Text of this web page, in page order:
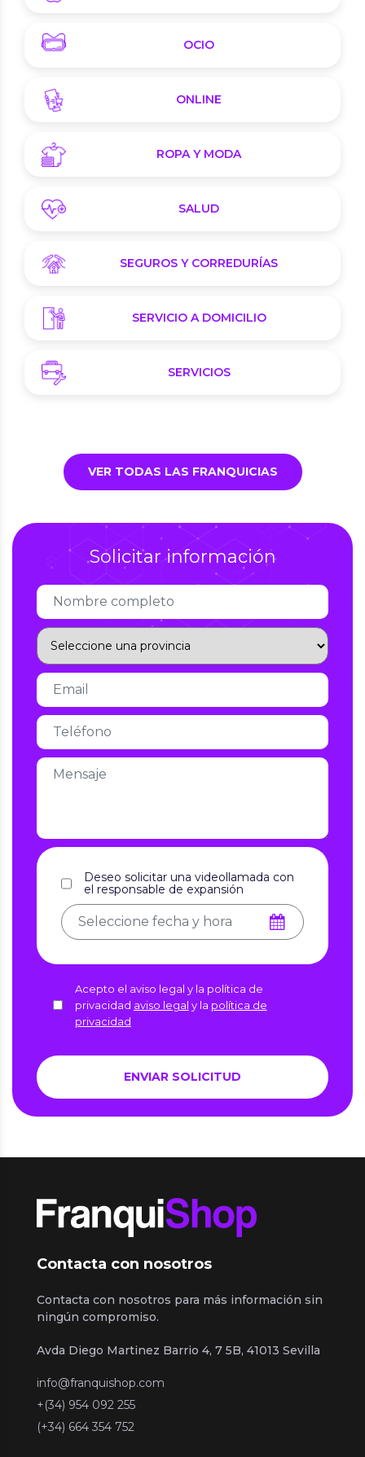
OCIO
ONLINE
ROPA Y MODA
SALUD
SEGUROS Y CORREDURÍAS
SERVICIO A DOMICILIO
SERVICIOS
VER TODAS LAS FRANQUICIAS
Solicitar información
Deseo solicitar una videollamada con
el responsable de expansión
Acepto el aviso legal y la política de
privacidad aviso legal y la política de
privacidad
Contacta con nosotros
Contacta con nosotros para más información sin
ningún compromiso.
Avda Diego Martinez Barrio 4, 7 5B, 41013 Sevilla
info@franquishop.com
+(34) 954 092 255
(+34) 664 354 752